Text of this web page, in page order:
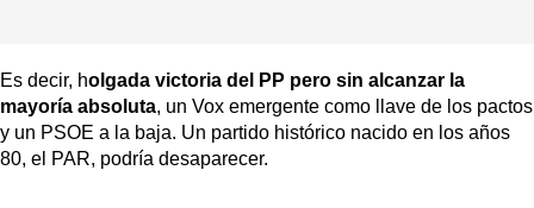
Es decir, holgada victoria del PP pero sin alcanzar la
mayoría absoluta, un Vox emergente como llave de los pactos
y un PSOE a la baja. Un partido histórico nacido en los años
80, el PAR, podría desaparecer.